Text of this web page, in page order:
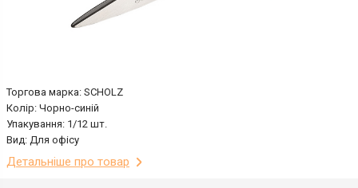
Торгова марка: SCHOLZ
Колір: Чорно-синій
Упакування: 1/12 шт.
Вид: Для офісу
Детальніше про товар